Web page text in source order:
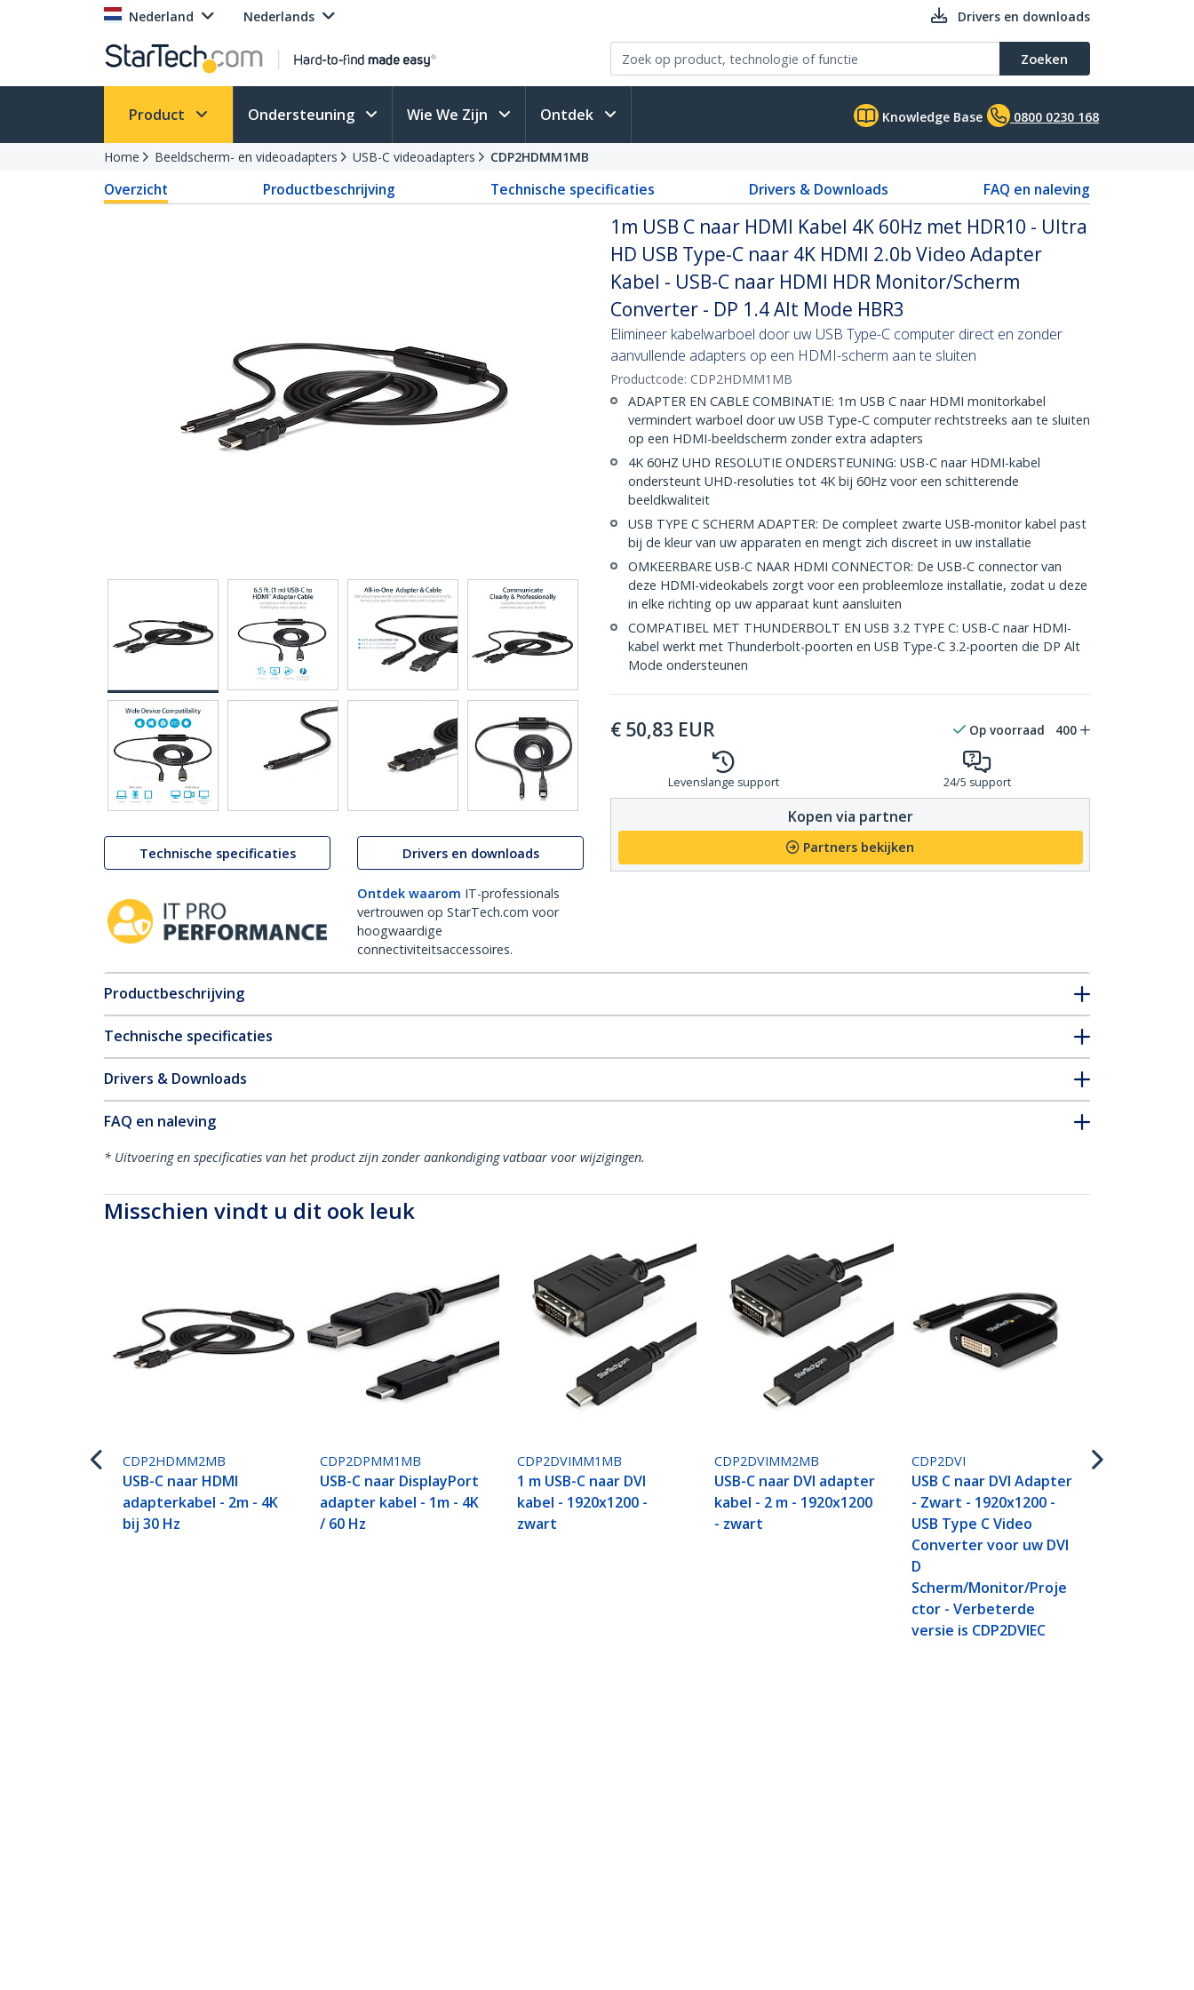
Nederland Nederlands Drivers en downloads
Zoeken
Product Ondersteuning Wie We Zijn Ontdek Knowledge Base 0800 0230 168
Home Beeldscherm- en videoadapters USB-C videoadapters CDP2HDMM1MB
Overzicht Productbeschrijving Technische specificaties Drivers & Downloads FAQ en naleving
Technische specificaties Drivers en downloads
Ontdek waarom IT-professionals
vertrouwen op StarTech.com voor
hoogwaardige
connectiviteitsaccessoires.
1m USB C naar HDMI Kabel 4K 60Hz met HDR10 - Ultra
HD USB Type-C naar 4K HDMI 2.0b Video Adapter
Kabel - USB-C naar HDMI HDR Monitor/Scherm
Converter - DP 1.4 Alt Mode HBR3
Elimineer kabelwarboel door uw USB Type-C computer direct en zonder
aanvullende adapters op een HDMI-scherm aan te sluiten
Productcode: CDP2HDMM1MB
ADAPTER EN CABLE COMBINATIE: 1m USB C naar HDMI monitorkabel
vermindert warboel door uw USB Type-C computer rechtstreeks aan te sluiten
op een HDMI-beeldscherm zonder extra adapters
4K 60HZ UHD RESOLUTIE ONDERSTEUNING: USB-C naar HDMI-kabel
ondersteunt UHD-resoluties tot 4K bij 60Hz voor een schitterende
beeldkwaliteit
USB TYPE C SCHERM ADAPTER: De compleet zwarte USB-monitor kabel past
bij de kleur van uw apparaten en mengt zich discreet in uw installatie
OMKEERBARE USB-C NAAR HDMI CONNECTOR: De USB-C connector van
deze HDMI-videokabels zorgt voor een probleemloze installatie, zodat u deze
in elke richting op uw apparaat kunt aansluiten
COMPATIBEL MET THUNDERBOLT EN USB 3.2 TYPE C: USB-C naar HDMI-
kabel werkt met Thunderbolt-poorten en USB Type-C 3.2-poorten die DP Alt
Mode ondersteunen
€ 50,83 EUR Op voorraad 400
Levenslange support 24/5 support
Kopen via partner
Partners bekijken
Productbeschrijving
Technische specificaties
Drivers & Downloads
FAQ en naleving
* Uitvoering en specificaties van het product zijn zonder aankondiging vatbaar voor wijzigingen.
Misschien vindt u dit ook leuk
CDP2HDMM2MB
USB-C naar HDMI
adapterkabel - 2m - 4K
bij 30 Hz
CDP2DPMM1MB
USB-C naar DisplayPort
adapter kabel - 1m - 4K
/ 60 Hz
CDP2DVIMM1MB
1 m USB-C naar DVI
kabel - 1920x1200 -
zwart
CDP2DVIMM2MB
USB-C naar DVI adapter
kabel - 2 m - 1920x1200
- zwart
CDP2DVI
USB C naar DVI Adapter
- Zwart - 1920x1200 -
USB Type C Video
Converter voor uw DVI
D
Scherm/Monitor/Proje
ctor - Verbeterde
versie is CDP2DVIEC